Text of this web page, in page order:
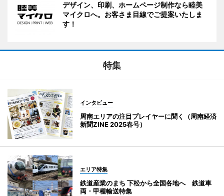
デザイン、印刷、ホームページ制作なら睦美
マイクロへ。お客さま目線でご提案いたしま
す！
特集
インタビュー
周南エリアの注目プレイヤーに聞く（周南経済
新聞ZINE 2025春号）
エリア特集
鉄道産業のまち 下松から全国各地へ 鉄道車
両・甲種輸送特集